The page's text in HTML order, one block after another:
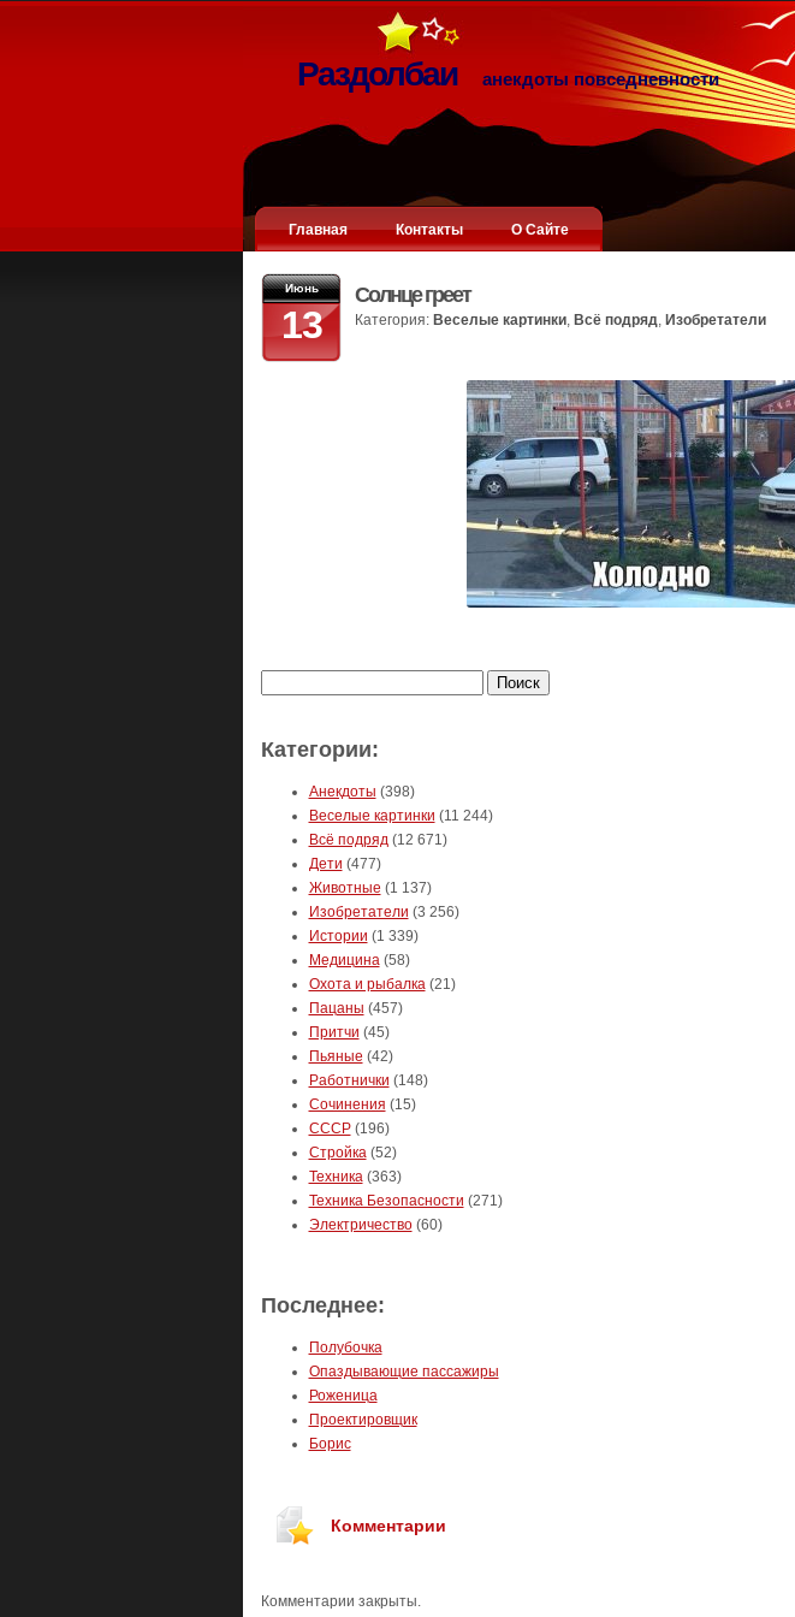
Раздолбаи анекдоты повседневности
Главная Контакты О Сайте
Июнь
13
Солнце греет
Категория: Веселые картинки, Всё подряд, Изобретатели
Категории:
Анекдоты (398)
Веселые картинки (11 244)
Всё подряд(12 671)
Дети (477)
Животные (1 137)
Изобретатели (3 256)
Истории (1 339)
Медицина(58)
Охота и рыбалка(21)
Пацаны (457)
Притчи (45)
Пьяные (42)
Работнички (148)
Сочинения (15)
СССР(196)
Стройка(52)
Техника(363)
Техника Безопасности (271)
Электричество(60)
Последнее:
Полубочка
Опаздывающие пассажиры
Роженица
Проектировщик
Борис
Комментарии
Комментарии закрыты.